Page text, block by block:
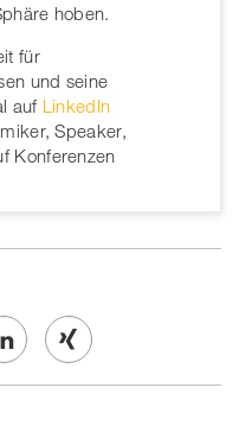
hoben.
für
und seine
auf LinkedIn
Speaker,
Konferenzen
Share